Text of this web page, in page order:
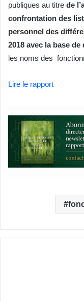
publiques au titre de
confrontation des
personnel des
2018 avec la base
les noms des
Lire le rapport